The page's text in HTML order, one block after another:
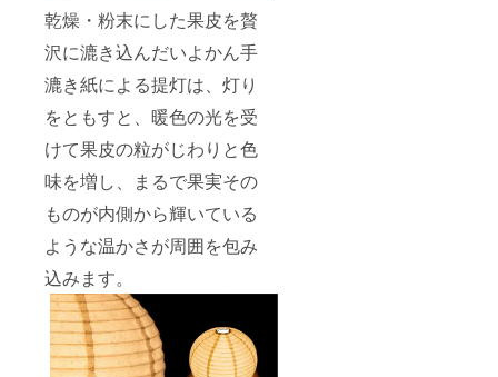
乾燥・粉末にした果皮を贅
沢に漉き込んだいよかん手
漉き紙による提灯は、灯り
をともすと、暖色の光を受
けて果皮の粒がじわりと色
味を増し、まるで果実その
ものが内側から輝いている
ような温かさが周囲を包み
込みます。